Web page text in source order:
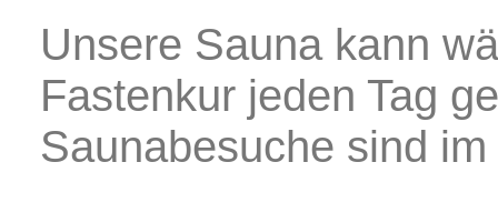
Unsere Sauna kann
Fastenkur jeden Tag
Saunabesuche sind